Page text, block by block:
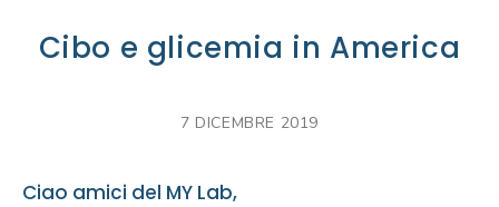
Cibo e glicemia in America
7 DICEMBRE 2019
Ciao amici del MY Lab,